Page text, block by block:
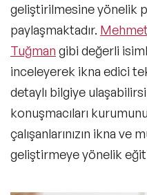
geliştirilmesine yönelik
paylaşmaktadır.
Tuğman gibi değerli
inceleyerek ikna edici
detaylı bilgiye
konuşmacıları
çalışanlarınızın ikna ve
geliştirmeye yönelik